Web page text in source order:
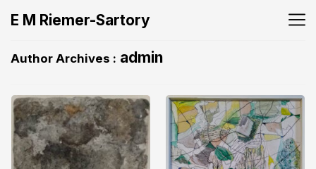
E M Riemer-Sartory
Author Archives : admin